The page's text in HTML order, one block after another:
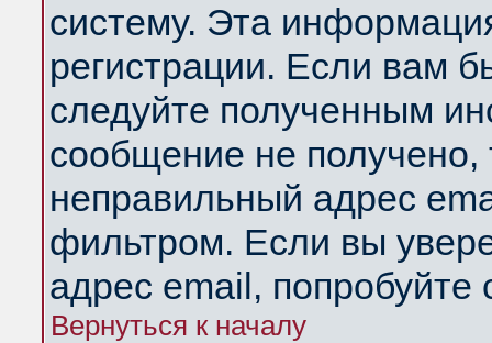
систему. Эта
регистрации. Если вам
следуйте полученным
сообщение не получено,
неправильный адрес
фильтром. Если вы
адрес email, попробуйте
Вернуться к началу